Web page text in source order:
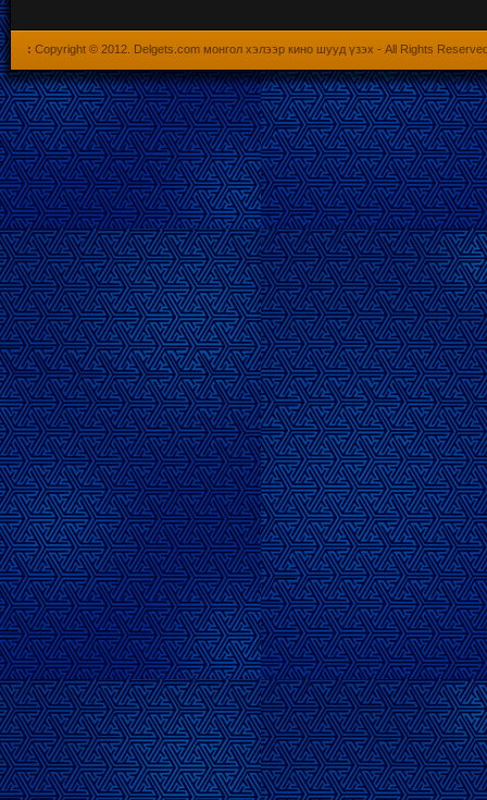
: Copyright © 2012. Delgets.com монгол хэлээр кино шууд үзэх - All Rights